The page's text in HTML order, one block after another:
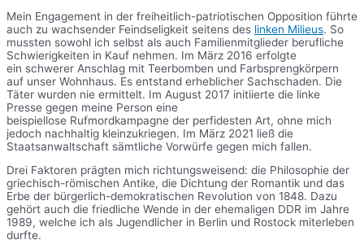
Mein Engagement in der freiheitlich-patriotischen Opposition führte
auch zu wachsender Feindseligkeit seitens des linken Milieus. So
mussten sowohl ich selbst als auch Familienmitglieder berufliche
Schwierigkeiten in Kauf nehmen. Im März 2016 erfolgte
ein schwerer Anschlag mit Teerbomben und Farbsprengkörpern
auf unser Wohnhaus. Es entstand erheblicher Sachschaden. Die
Täter wurden nie ermittelt. Im August 2017 initiierte die linke
Presse gegen meine Person eine
beispiellose Rufmordkampagne der perfidesten Art, ohne mich
jedoch nachhaltig kleinzukriegen. Im März 2021 ließ die
Staatsanwaltschaft sämtliche Vorwürfe gegen mich fallen.
Drei Faktoren prägten mich richtungsweisend: die Philosophie der
griechisch-römischen Antike, die Dichtung der Romantik und das
Erbe der bürgerlich-demokratischen Revolution von 1848. Dazu
gehört auch die friedliche Wende in der ehemaligen DDR im Jahre
1989, welche ich als Jugendlicher in Berlin und Rostock miterleben
durfte.